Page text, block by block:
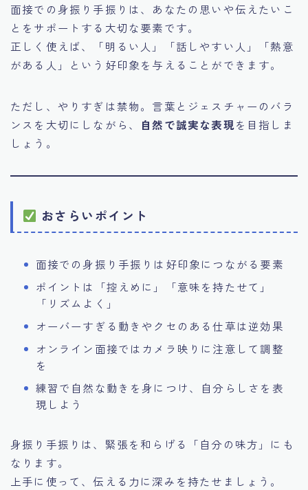
面接での身振り手振りは、あなたの思いや伝えたいこ
とをサポートする大切な要素です。
正しく使えば、「明るい人」「話しやすい人」「熱意
がある人」という好印象を与えることができます。
ただし、やりすぎは禁物。言葉とジェスチャーのバラ
ンスを大切にしながら、
自然で誠実な表現を目指しま
しょう。
おさらいポイント
面接での身振り手振りは好印象につながる要素
ポイントは「控えめに」「意味を持たせて」
「リズムよく」
オーバーすぎる動きやクセのある仕草は逆効果
オンライン面接ではカメラ映りに注意して調整
を
練習で自然な動きを身につけ、自分らしさを表
現しよう
身振り手振りは、緊張を和らげる「自分の味方」にも
なります。
上手に使って、伝える力に深みを持たせましょう。